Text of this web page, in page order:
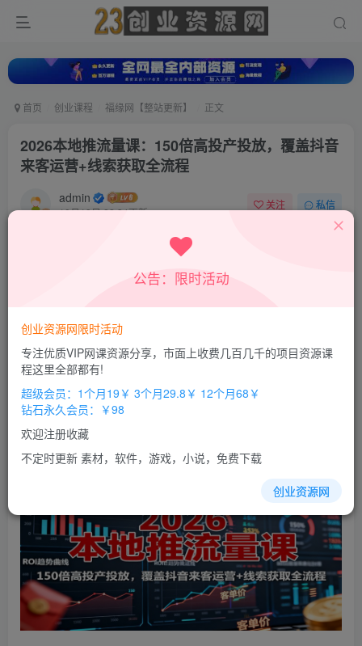
首页 创业课程 福缘网【整站更新】 正文
2026本地推流量课：150倍高投产投放，覆盖抖音
来客运营+线索获取全流程
admin
10月19日 22:34更新
关注 私信
超级会员
立即购买
您当前未登录！建议登陆后购买，办理会员包月更省钱，可保存购
公告：限时活动
创业资源网限时活动
专注优质VIP网课资源分享，市面上收费几百几千的项目资源课
程这里全部都有!
超级会员：1个月19￥ 3个月29.8￥ 12个月68￥
钻石永久会员：￥98
欢迎注册收藏
不定时更新 素材，软件，游戏，小说，免费下载
创业资源网